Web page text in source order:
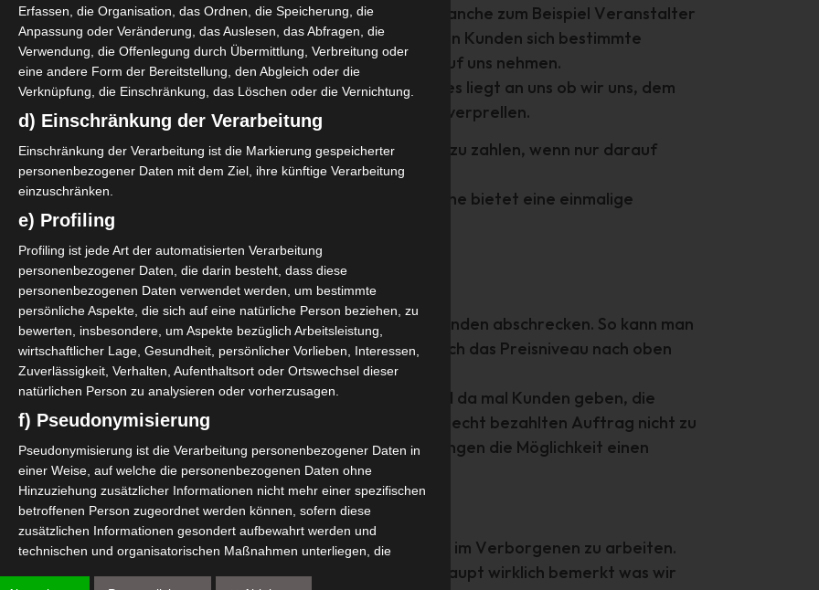
Argument, er habe nicht so viel Budget, in unserer Branche zum Beispiel Veranstalter
es kann und darf nicht zu unserem Nachteil werden, wenn Kunden sich bestimmte
wir diese Last in Form eines geringen Tagessatzes auf uns nehmen.
dass unsere Kunden uns den Preis diktieren. Und es liegt an uns ob wir uns, dem
gefragt, niemand hat etwas davon, seine Kunden zu verprellen.
vorhanden ist und viele Kunden sogar bereit wären mehr zu zahlen, wenn nur darauf
zu verändern. Aber der Shutdown unserer Branche bietet eine einmalige
zusammen.
Stein gemeißelt.
Preiserhöhungen von 10-20 € die wenigsten Bestandskunden abschrecken. So kann man
bringen, die die Kunden nicht überfordert, aber dennoch das Preisniveau nach oben
höhere Tagessätze ansetzen. Natürlich wird es hier und da mal Kunden geben, die
kommt der Mut ins Spiel: es ist kein Drama, mal einen schlecht bezahlten Auftrag nicht zu
eröffnet durch geschickte Unternehmerische Verhandlungen die Möglichkeit einen
unsere Arbeit hat auch einen Wert.
liegt es daran, dass wir es immer gewöhnt waren, im Verborgenen zu arbeiten.
Jobs auch immer daraus, dass möglichst niemand überhaupt wirklich bemerkt was wir
Erfassen, die Organisation, das Ordnen, die Speicherung, die
Anpassung oder Veränderung, das Auslesen, das Abfragen, die
Verwendung, die Offenlegung durch Übermittlung, Verbreitung oder
eine andere Form der Bereitstellung, den Abgleich oder die
Verknüpfung, die Einschränkung, das Löschen oder die Vernichtung.
d) Einschränkung der Verarbeitung
Einschränkung der Verarbeitung ist die Markierung gespeicherter
personenbezogener Daten mit dem Ziel, ihre künftige Verarbeitung
einzuschränken.
e) Profiling
Profiling ist jede Art der automatisierten Verarbeitung
personenbezogener Daten, die darin besteht, dass diese
personenbezogenen Daten verwendet werden, um bestimmte
persönliche Aspekte, die sich auf eine natürliche Person beziehen, zu
bewerten, insbesondere, um Aspekte bezüglich Arbeitsleistung,
wirtschaftlicher Lage, Gesundheit, persönlicher Vorlieben, Interessen,
Zuverlässigkeit, Verhalten, Aufenthaltsort oder Ortswechsel dieser
natürlichen Person zu analysieren oder vorherzusagen.
f) Pseudonymisierung
Pseudonymisierung ist die Verarbeitung personenbezogener Daten in
einer Weise, auf welche die personenbezogenen Daten ohne
Hinzuziehung zusätzlicher Informationen nicht mehr einer spezifischen
betroffenen Person zugeordnet werden können, sofern diese
zusätzlichen Informationen gesondert aufbewahrt werden und
technischen und organisatorischen Maßnahmen unterliegen, die